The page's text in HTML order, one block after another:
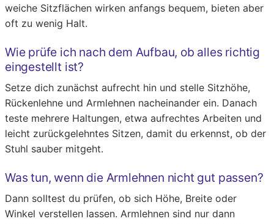
weiche Sitzflächen wirken anfangs bequem, bieten aber
oft zu wenig Halt.
Wie prüfe ich nach dem Aufbau, ob alles richtig
eingestellt ist?
Setze dich zunächst aufrecht hin und stelle Sitzhöhe,
Rückenlehne und Armlehnen nacheinander ein. Danach
teste mehrere Haltungen, etwa aufrechtes Arbeiten und
leicht zurückgelehntes Sitzen, damit du erkennst, ob der
Stuhl sauber mitgeht.
Was tun, wenn die Armlehnen nicht gut passen?
Dann solltest du prüfen, ob sich Höhe, Breite oder
Winkel verstellen lassen. Armlehnen sind nur dann